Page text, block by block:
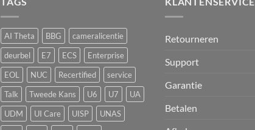
AI Theta BBG
cameralicentie
deurbel
E7 ECS
Enterprise
EOL
NUC Recertified
service
Talk
Tweede Kans U6 U7
UA
UDM
UI Care UISP
UNAS
Retourneren
Support
Garantie
Betalen